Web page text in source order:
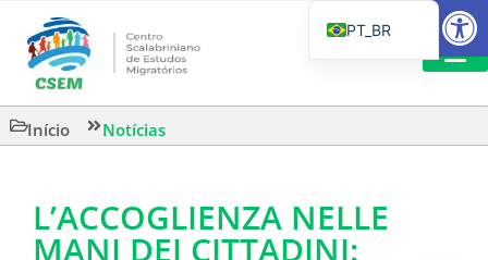
Início Notícias
L’ACCOGLIENZA NELLE
MANI DEI CITTADINI:
PT_BR
IT